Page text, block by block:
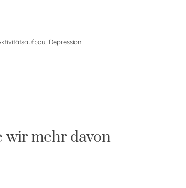
, Depression
wir mehr davon